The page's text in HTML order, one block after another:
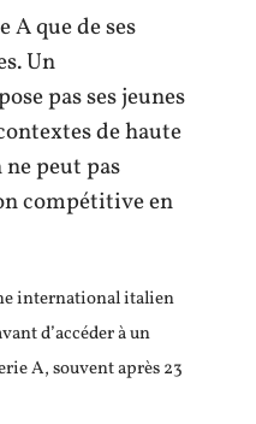
A que de ses
Un
pas ses jeunes
de haute
peut pas
compétitive en
international italien
d’accéder à un
A, souvent après 23